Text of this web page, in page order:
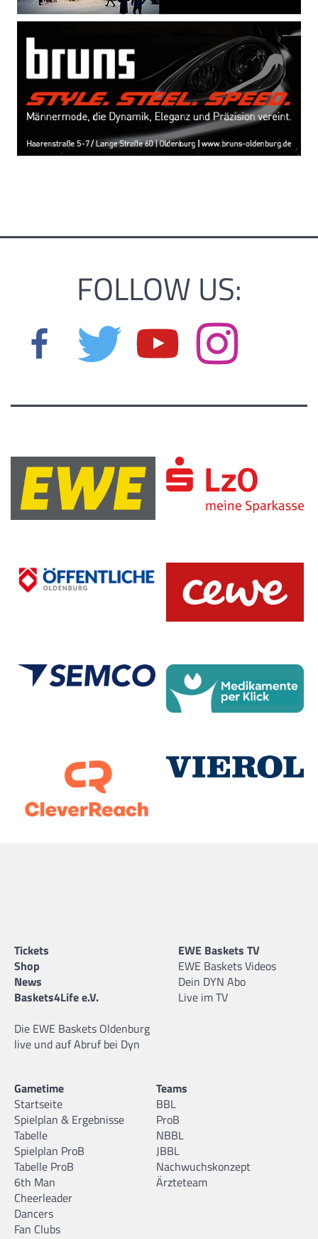
FOLLOW US:
Tickets
Shop
News
Baskets4Life e.V.
Die EWE Baskets Oldenburg
live und auf Abruf bei Dyn
EWE Baskets TV
EWE Baskets Videos
Dein DYN Abo
Live im TV
Gametime
Startseite
Spielplan & Ergebnisse
Tabelle
Spielplan ProB
Tabelle ProB
6th Man
Cheerleader
Dancers
Fan Clubs
Teams
BBL
ProB
NBBL
JBBL
Nachwuchskonzept
Ärzteteam